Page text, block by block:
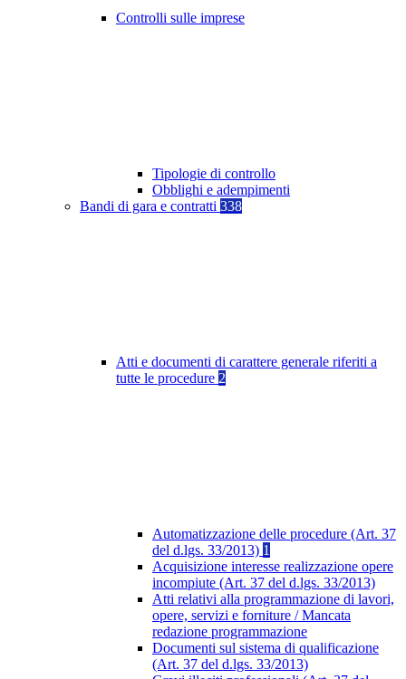
Controlli sulle imprese
Tipologie di controllo
Obblighi e adempimenti
Bandi di gara e contratti 338
Atti e documenti di carattere generale riferiti a
tutte le procedure 2
Automatizzazione delle procedure (Art. 37
del d.lgs. 33/2013) 1
Acquisizione interesse realizzazione opere
incompiute (Art. 37 del d.lgs. 33/2013)
Atti relativi alla programmazione di lavori,
opere, servizi e forniture / Mancata
redazione programmazione
Documenti sul sistema di qualificazione
(Art. 37 del d.lgs. 33/2013)